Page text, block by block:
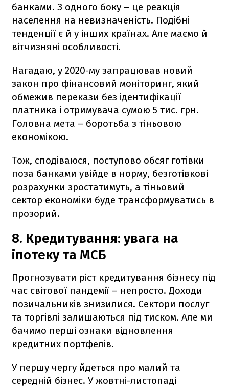
банками. З одного боку – це реакція
населення на невизначеність. Подібні
тенденції є й у інших країнах. Але маємо й
вітчизняні особливості.
Нагадаю, у 2020-му запрацював новий
закон про фінансовий моніторинг, який
обмежив перекази без ідентифікації
платника і отримувача сумою 5 тис. грн.
Головна мета – боротьба з тіньовою
економікою.
Тож, сподіваюся, поступово обсяг готівки
поза банками увійде в норму, безготівкові
розрахунки зростатимуть, а тіньовий
сектор економіки буде трансформуватись в
прозорий.
8. Кредитування: увага на
іпотеку та МСБ
Прогнозувати ріст кредитування бізнесу під
час світової пандемії – непросто. Доходи
позичальників знизилися. Сектори послуг
та торгівлі залишаються під тиском. Але ми
бачимо перші ознаки відновлення
кредитних портфелів.
У першу чергу йдеться про малий та
середній бізнес. У жовтні-листопаді